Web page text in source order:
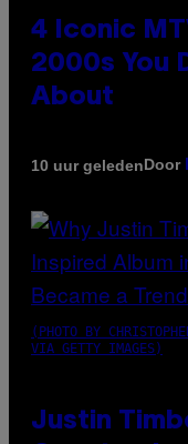
4 Iconic
2000s You
About
10 uur geledenDoor
(PHOTO BY
VIA GETTY IMAGES)
Justin